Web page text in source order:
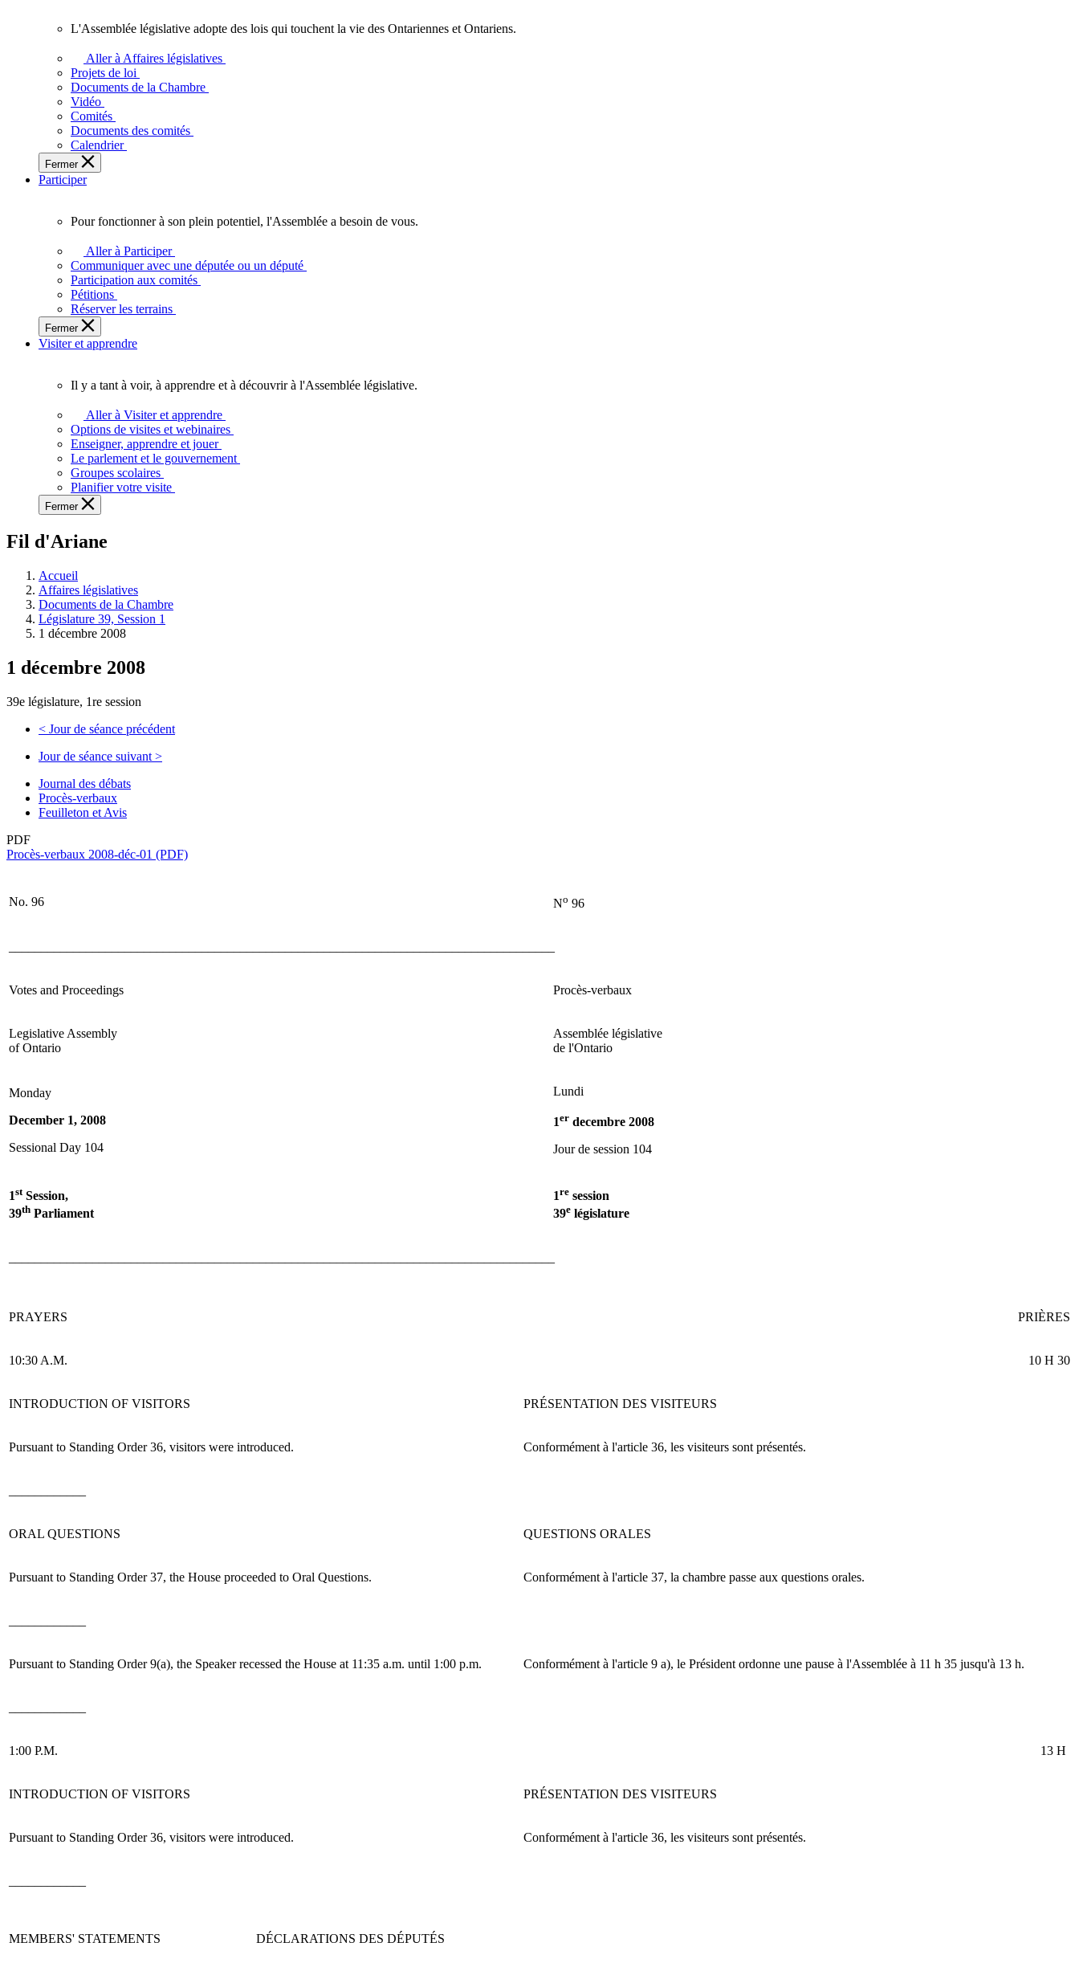
l'Ontario.
législative
adopte
touchent
vie
des
Ontariennes
Ontariens.
L'Assemblée législative adopte des lois qui touchent la vie des Ontariennes et Ontariens.
Aller à Affaires législatives
Projets de loi
Documents de la Chambre
Vidéo
Comités
Documents des comités
Calendrier
Fermer
Participer
fonctionner
plein
potentiel,
l'Assemblée
a
besoin
Pour fonctionner à son plein potentiel, l'Assemblée a besoin de vous.
Aller à Participer
Communiquer avec une députée ou un député
Participation aux comités
Pétitions
Réserver les terrains
Fermer
Visiter et apprendre
voir,
apprendre
et
découvrir
l'Assemblée
législative.
Il y a tant à voir, à apprendre et à découvrir à l'Assemblée législative.
Aller à Visiter et apprendre
Options de visites et webinaires
Enseigner, apprendre et jouer
Le parlement et le gouvernement
Groupes scolaires
Planifier votre visite
Fermer
Fil d'Ariane
Accueil
Affaires législatives
Documents de la Chambre
Législature 39, Session 1
1 décembre 2008
1 décembre 2008
39e législature, 1re session
< Jour de séance précédent
Jour de séance suivant >
Journal des débats
Procès-verbaux
Feuilleton et Avis
PDF
Procès-verbaux 2008-déc-01 (PDF)
No. 96 No 96
Votes and Proceedings Procès-verbaux
Legislative Assembly
of Ontario
Assemblée législative
de l'Ontario
Monday
December 1, 2008
Sessional Day 104
Lundi
1er decembre 2008
Jour de session 104
1stSession,
39th Parliament
1re session
39e législature
PRAYERS PRIÈRES
10:30 A.M. 10 H 30
INTRODUCTION OF VISITORS PRÉSENTATION DES VISITEURS
Pursuant to Standing Order 36, visitors were introduced. Conformément à l'article 36, les visiteurs sont présentés.
ORAL QUESTIONS QUESTIONS ORALES
Pursuant to Standing Order 37, the House proceeded to Oral Questions. Conformément à l'article 37, la chambre passe aux questions orales.
Pursuant to Standing Order 9(a), the Speaker recessed the House at 11:35 a.m. until 1:00 p.m. Conformément à l'article 9 a), le Président ordonne une pause à l'Assemblée à 11 h 35 jusqu'à 13 h.
1:00 P.M. 13 H
INTRODUCTION OF VISITORS PRÉSENTATION DES VISITEURS
Pursuant to Standing Order 36, visitors were introduced. Conformément à l'article 36, les visiteurs sont présentés.
MEMBERS' STATEMENTS DÉCLARATIONS DES DÉPUTÉS